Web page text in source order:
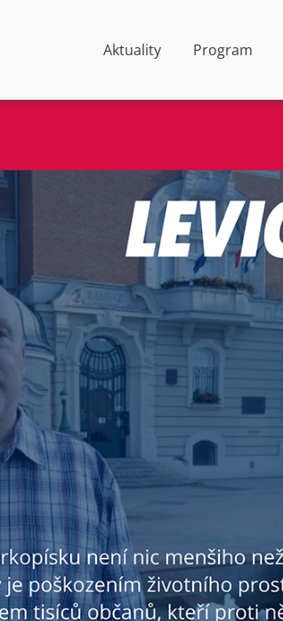
Aktuality Program